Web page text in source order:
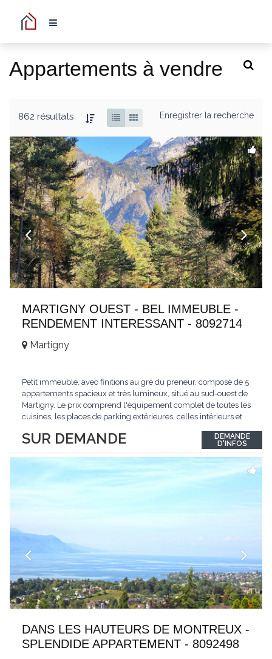
Appartements à vendre
862 résultats Enregistrer la recherche
MARTIGNY OUEST - BEL IMMEUBLE -
RENDEMENT INTERESSANT - 8092714
SUR DEMANDE
Martigny
Petit immeuble, avec finitions au gré du preneur, composé de 5
appartements spacieux et très lumineux, situé au sud-ouest de
Martigny. Le prix comprend l'équipement complet de toutes les
cuisines, les places de parking extérieures, celles intérieurs et
opportunité exclusive avec un rendement intéressant. Plus
d'informations...
DEMANDE
D'INFOS
DANS LES HAUTEURS DE MONTREUX -
SPLENDIDE APPARTEMENT - 8092498